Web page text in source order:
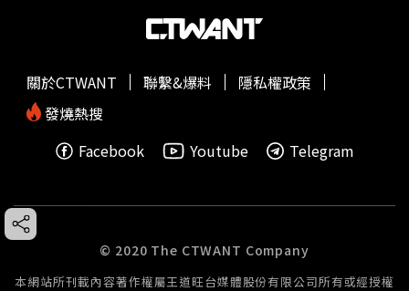
關於CTWANT 聯繫&爆料
隱私權政策
發燒熱搜
Facebook
Youtube Telegram
© 2020 The CTWANT Company
本網站所刊載內容著作權屬王道旺台媒體股份有限公司所有或經授權